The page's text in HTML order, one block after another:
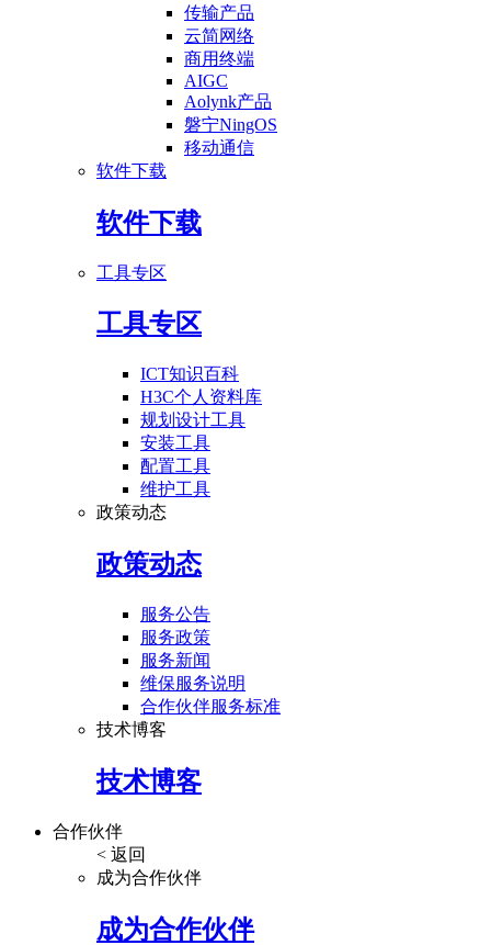
传输产品
云简网络
商用终端
AIGC
Aolynk产品
磐宁NingOS
移动通信
软件下载
软件下载
工具专区
工具专区
ICT知识百科
H3C个人资料库
规划设计工具
安装工具
配置工具
维护工具
政策动态
政策动态
服务公告
服务政策
服务新闻
维保服务说明
合作伙伴服务标准
技术博客
技术博客
合作伙伴
< 返回
成为合作伙伴
成为合作伙伴